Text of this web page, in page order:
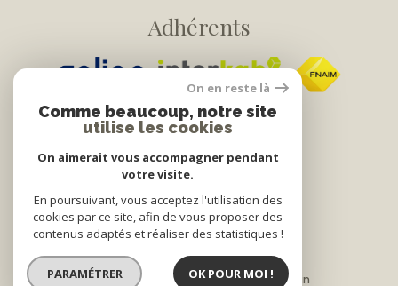
Adhérents
© 2022
Tous droits réservés
Traduction powered by Google
Mentions légales Partenaires Admin
On en reste là
Comme beaucoup, notre site
utilise les cookies
On aimerait vous accompagner pendant
votre visite.
En poursuivant, vous acceptez l'utilisation des
cookies par ce site, afin de vous proposer des
contenus adaptés et réaliser des statistiques !
PARAMÉTRER OK POUR MOI !